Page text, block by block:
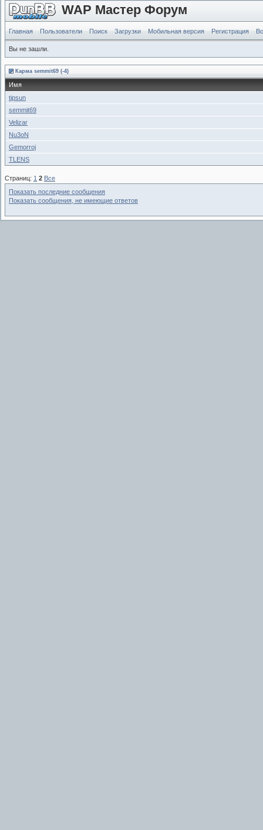
WAP Мастер Форум
Главная Пользователи Поиск Загрузки Мобильная версия Регистрация
Вы не зашли.
Карма semmit69 (-4)
Имя
tipsun
semmit69
Velizar
Nu3oN
Gemorroj
TLENS
Страниц: 1 2 Все
Показать последние сообщения
Показать сообщения, не имеющие ответов